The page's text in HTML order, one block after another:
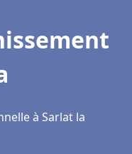
à Sarlat la